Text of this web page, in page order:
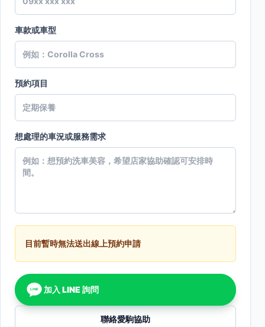
車款或車型
預約項目
想處理的車況或服務需求
目前暫時無法送出線上預約申請
LINE 加入 LINE 詢問
聯絡愛駒協助